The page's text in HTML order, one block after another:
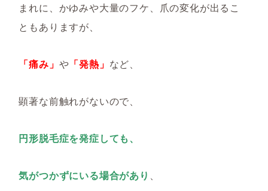
まれに、かゆみや大量のフケ、爪の変化が出るこ
ともありますが、
「痛み」 や 「発熱」 など、
顕著な前触れがないので、
円形脱毛症を発症しても、
気がつかずにいる場合があり 、